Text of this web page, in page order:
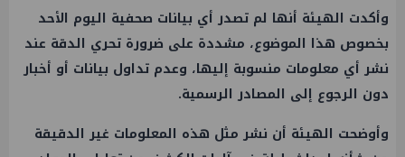
وأكدت الهيئة أنها لم تصدر أي بيانات صحفية اليوم الأحد
بخصوص هذا الموضوع، مشددة على ضرورة تحري الدقة عند
نشر أي معلومات منسوبة إليها، وعدم تداول بيانات أو أخبار
دون الرجوع إلى المصادر الرسمية.
وأوضحت الهيئة أن نشر مثل هذه المعلومات غير الدقيقة